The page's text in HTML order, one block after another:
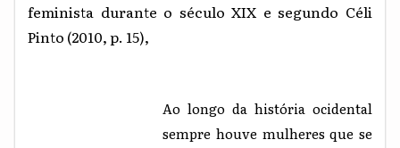
feminista durante o século XIX e segundo Céli
Pinto (2010, p. 15),
Ao longo da história ocidental
sempre houve mulheres que se